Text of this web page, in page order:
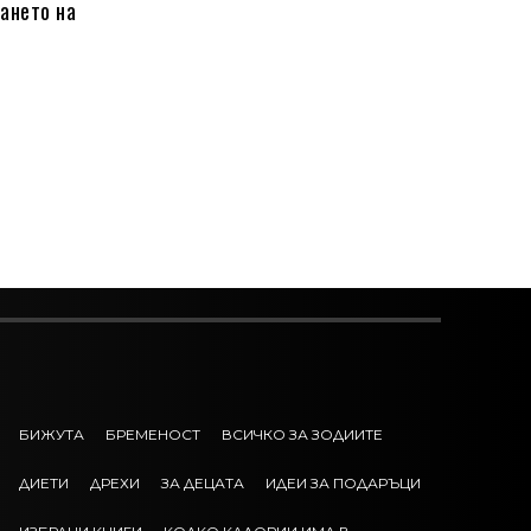
на
БИЖУТА БРЕМЕНОСТ ВСИЧКО ЗА ЗОДИИТЕ
ДИЕТИ ДРЕХИ ЗА ДЕЦАТА ИДЕИ ЗА ПОДАРЪЦИ